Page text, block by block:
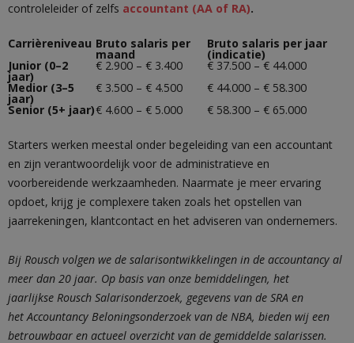
controleleider of zelfs accountant (AA of RA).
Carrièreniveau Bruto salaris per
maand
Bruto salaris per jaar
(indicatie)
Junior (0–2
jaar)
€ 2.900 – € 3.400
€ 37.500 – € 44.000
Medior (3–5
jaar)
€ 3.500 – € 4.500
€ 44.000 – € 58.300
Senior (5+ jaar)€ 4.600 – € 5.000 € 58.300 – € 65.000
Starters werken meestal onder begeleiding van een accountant
en zijn verantwoordelijk voor de administratieve en
voorbereidende werkzaamheden. Naarmate je meer ervaring
opdoet, krijg je complexere taken zoals het opstellen van
jaarrekeningen, klantcontact en het adviseren van ondernemers.
Bij Rousch volgen we de salarisontwikkelingen in de accountancy al
meer dan 20 jaar. Op basis van onze bemiddelingen, het
jaarlijkse Rousch Salarisonderzoek, gegevens van de SRA en
het Accountancy Beloningsonderzoek van de NBA, bieden wij een
betrouwbaar en actueel overzicht van de gemiddelde salarissen.